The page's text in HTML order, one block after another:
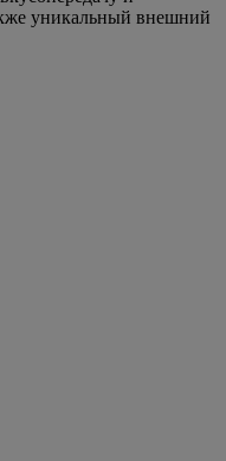
уникальный внешний